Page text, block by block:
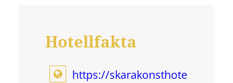
Hotellfakta
https://skarakonsthote